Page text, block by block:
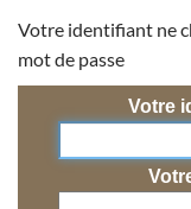
Votre identifiant ne
mot de passe
Votre